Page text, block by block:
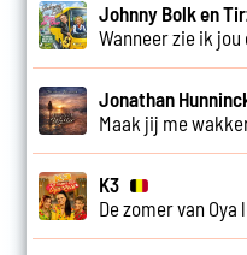
Johnny Bolk en
Wanneer zie ik jou
Jonathan
Maak jij me
K3
De zomer van Oya